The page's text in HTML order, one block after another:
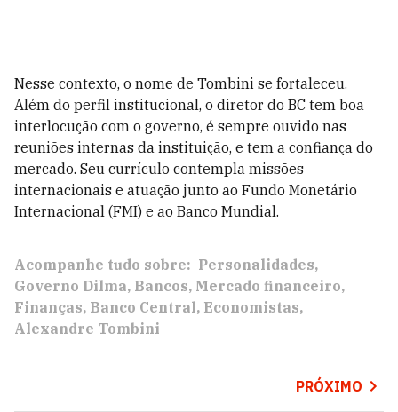
Nesse contexto, o nome de Tombini se fortaleceu.
Além do perfil institucional, o diretor do BC tem boa
interlocução com o governo, é sempre ouvido nas
reuniões internas da instituição, e tem a confiança do
mercado. Seu currículo contempla missões
internacionais e atuação junto ao Fundo Monetário
Internacional (FMI) e ao Banco Mundial.
Acompanhe tudo sobre: Personalidades
Governo Dilma Bancos Mercado financeiro
Finanças Banco Central Economistas
Alexandre Tombini
PRÓXIMO